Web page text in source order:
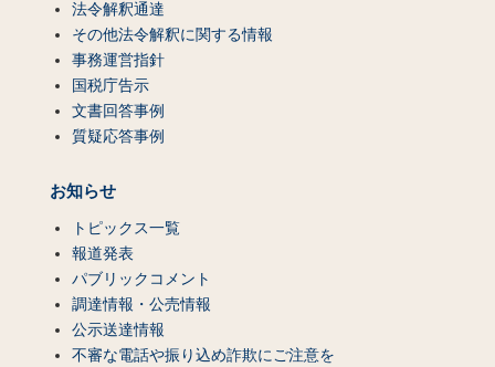
法令解釈通達
その他法令解釈に関する情報
事務運営指針
国税庁告示
文書回答事例
質疑応答事例
お知らせ
トピックス一覧
報道発表
パブリックコメント
調達情報・公売情報
公示送達情報
不審な電話や振り込め詐欺にご注意を